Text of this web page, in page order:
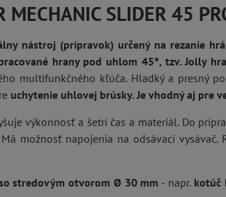
SLIDER 45
nástroj (prípravok) určený na rezanie
hrany pod uhlom 45°, tzv. Jolly
multifunkčného kľúča. Hladký a presný
uchytenie uhlovej brúsky. Je vhodný aj pre
výkonnosť a šetrí čas a materiál. Do
možnosť napojenia na odsávací vysávač.
stredovým otvorom Ø 30 mm - napr. kotúč